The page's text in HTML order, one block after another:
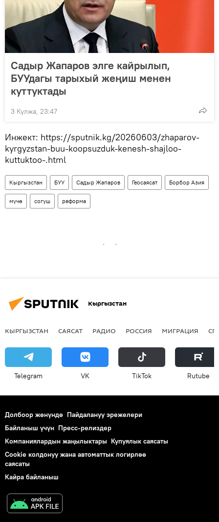
Садыр Жапаров элге кайрылып,
БУУдагы тарыхый жеңиш менен
куттуктады
3 Кулжа, 23:47
Инжект: https://sputnik.kg/20260603/zhaparov-
kyrgyzstan-buu-koopsuzduk-kenesh-shajloo-
kuttuktoo-.html
Кыргызстан БУУ Садыр Жапаров Геосаясат Борбор Азия
мүчө согуш реформа
Кыргызстан
КЫРГЫЗСТАН САЯСАТ РАДИО РОССИЯ МИГРАЦИЯ
Telegram VK ТikТоk Rutube
Долбоор жөнүндө Пайдалануу эрежелери
Байланыш үчүн Пресс-релиздер
Компаниялардын жаңылыктары Купуялык саясаты
Cookie колдонуу жана автоматтык логирлөө
саясаты
Кайра байланыш